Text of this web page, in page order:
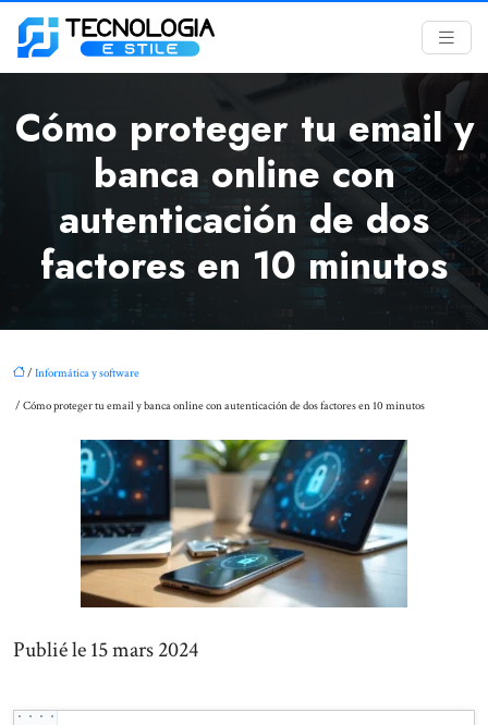
Cómo proteger tu email y
banca online con
autenticación de dos
factores en 10 minutos
/ Informática y software
/ Cómo proteger tu email y banca online con autenticación de dos factores en 10 minutos
Publié le 15 mars 2024